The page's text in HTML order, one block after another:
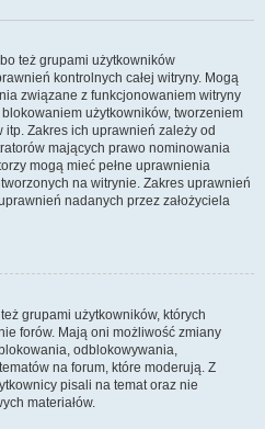
też grupami użytkowników
kontrolnych całej witryny. Mogą
związane z funkcjonowaniem witryny
użytkowników, tworzeniem
Zakres ich uprawnień zależy od
mających prawo nominowania
mogą mieć pełne uprawnienia
na witrynie. Zakres uprawnień
nadanych przez założyciela
grupami użytkowników, których
forów. Mają oni możliwość zmiany
odblokowywania,
na forum, które moderują. Z
pisali na temat oraz nie
materiałów.